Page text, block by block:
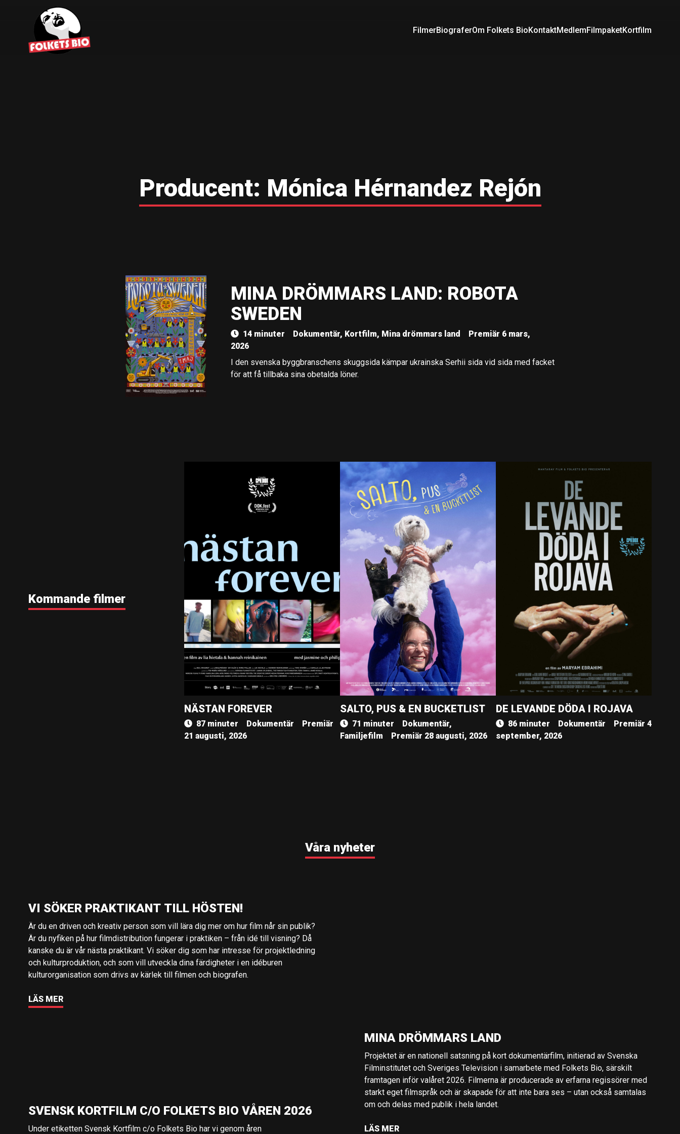
FilmerBiograferOm Folkets BioKontaktMedlemFilmpaketKortfilm
Producent: Mónica Hérnandez Rejón
MINA DRÖMMARS LAND: ROBOTA
SWEDEN
14 minuter Dokumentär, Kortfilm, Mina drömmars land
Premiär 6 mars,
2026
I den svenska byggbranschens skuggsida kämpar ukrainska Serhii sida vid sida med facket
för att få tillbaka sina obetalda löner.
Kommande filmer
NÄSTAN FOREVER
87 minuter Dokumentär
Premiär
21 augusti, 2026
SALTO, PUS & EN BUCKETLIST
71 minuter
Dokumentär,
Familjefilm
Premiär 28 augusti, 2026
DE LEVANDE DÖDA I ROJAVA
86 minuter Dokumentär
Premiär 4
september, 2026
Våra nyheter
VI SÖKER PRAKTIKANT TILL HÖSTEN!
Är du en driven och kreativ person som vill lära dig mer om hur film når sin publik?
Är du nyfiken på hur filmdistribution fungerar i praktiken – från idé till visning? Då
kanske du är vår nästa praktikant. Vi söker dig som har intresse för projektledning
och kulturproduktion, och som vill utveckla dina färdigheter i en idéburen
kulturorganisation som drivs av kärlek till filmen och biografen.
LÄS MER
MINA DRÖMMARS LAND
Projektet är en nationell satsning på kort dokumentärfilm, initierad av Svenska
Filminstitutet och Sveriges Television i samarbete med Folkets Bio, särskilt
framtagen inför valåret 2026. Filmerna är producerade av erfarna regissörer med
starkt eget filmspråk och är skapade för att inte bara ses – utan också samtalas
om och delas med publik i hela landet.
LÄS MER
SVENSK KORTFILM C/O FOLKETS BIO VÅREN 2026
Under etiketten Svensk Kortfilm c/o Folkets Bio har vi genom åren